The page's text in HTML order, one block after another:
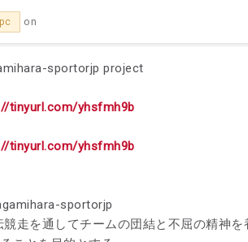
on
sportorjp project
tinyurl.com/yhsfmh9b
tinyurl.com/yhsfmh9b
sportorjp
走を通してチームの団結と不屈の精神を